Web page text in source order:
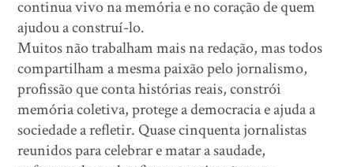
continua vivo na memória e no coração de quem
ajudou a construí-lo.
Muitos não trabalham mais na redação, mas todos
compartilham a mesma paixão pelo jornalismo,
profissão que conta histórias reais, constrói
memória coletiva, protege a democracia e ajuda a
sociedade a refletir. Quase cinquenta jornalistas
reunidos para celebrar e matar a saudade,